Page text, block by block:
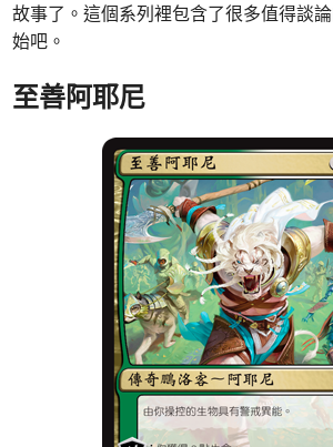
故事了。這個系列裡包含了很多值得談
始吧。
至善阿耶尼